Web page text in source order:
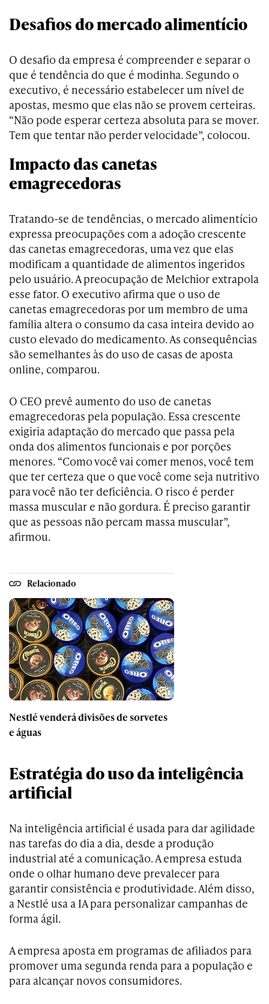
Desafios do mercado alimentício
O desafio da empresa é compreender e separar o
que é tendência do que é modinha. Segundo o
executivo, é necessário estabelecer um nível de
apostas, mesmo que elas não se provem certeiras.
“Não pode esperar certeza absoluta para se mover.
Tem que tentar não perder velocidade”, colocou.
Impacto das canetas
emagrecedoras
Tratando-se de tendências, o mercado alimentício
expressa preocupações com a adoção crescente
das canetas emagrecedoras, uma vez que elas
modificam a quantidade de alimentos ingeridos
pelo usuário. A preocupação de Melchior extrapola
esse fator. O executivo afirma que o uso de
canetas emagrecedoras por um membro de uma
família altera o consumo da casa inteira devido ao
custo elevado do medicamento. As consequências
são semelhantes às do uso de casas de aposta
online, comparou.
O CEO prevê aumento do uso de canetas
emagrecedoras pela população. Essa crescente
exigiria adaptação do mercado que passa pela
onda dos alimentos funcionais e por porções
menores. “Como você vai comer menos, você tem
que ter certeza que o que você come seja nutritivo
para você não ter deficiência. O risco é perder
massa muscular e não gordura. É preciso garantir
que as pessoas não percam massa muscular”,
afirmou.
Relacionado
Nestlé venderá divisões de sorvetes
e águas
Estratégia do uso da inteligência
artificial
Na inteligência artificial é usada para dar agilidade
nas tarefas do dia a dia, desde a produção
industrial até a comunicação. A empresa estuda
onde o olhar humano deve prevalecer para
garantir consistência e produtividade. Além disso,
a Nestlé usa a IA para personalizar campanhas de
forma ágil.
A empresa aposta em programas de afiliados para
promover uma segunda renda para a população e
para alcançar novos consumidores.